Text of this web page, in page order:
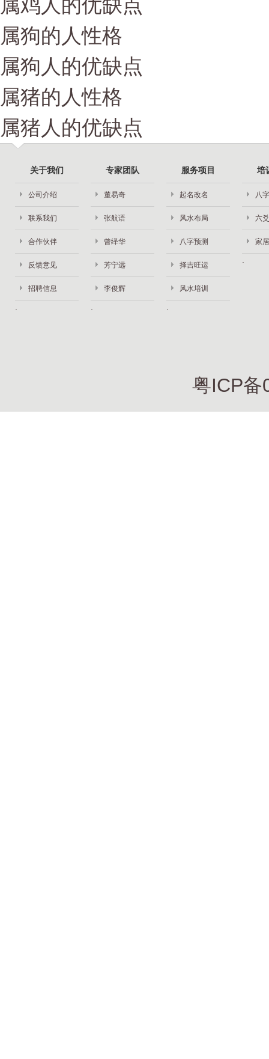
属鸡人的优缺点
属狗的人性格
属狗人的优缺点
属猪的人性格
属猪人的优缺点
关于我们
公司介绍
联系我们
合作伙伴
反馈意见
招聘信息
专家团队
董易奇
张航语
曾绎华
芳宁远
李俊辉
服务项目
起名改名
风水布局
八字预测
择吉旺运
风水培训
培
八
六
家
粤ICP备